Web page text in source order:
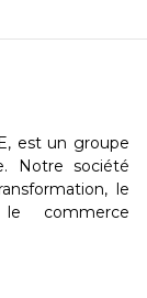
est un groupe
Notre société
le
commerce